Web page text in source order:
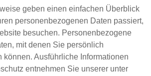
geben einen einfachen Überblick
personenbezogenen Daten passiert,
besuchen. Personenbezogene
mit denen Sie persönlich
können. Ausführliche Informationen
entnehmen Sie unserer unter